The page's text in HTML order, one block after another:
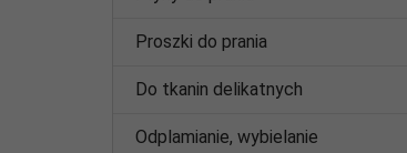
Proszki do prania
Do tkanin delikatnych
Odplamianie, wybielanie